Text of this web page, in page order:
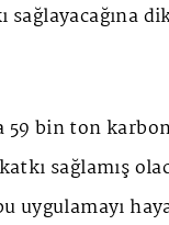
sağlayacağına
59 bin ton
sağlamış
uygulamayı